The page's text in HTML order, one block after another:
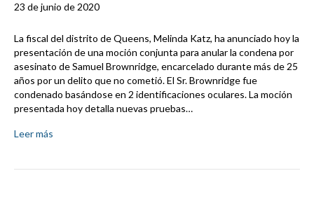
23 de junio de 2020
La fiscal del distrito de Queens, Melinda Katz, ha anunciado hoy la
presentación de una moción conjunta para anular la condena por
asesinato de Samuel Brownridge, encarcelado durante más de 25
años por un delito que no cometió. El Sr. Brownridge fue
condenado basándose en 2 identificaciones oculares. La moción
presentada hoy detalla nuevas pruebas…
Leer más